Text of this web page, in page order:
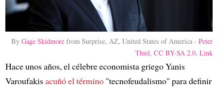
ByGage Skidmore from Surprise, AZ, United States of America -Peter
Thiel,CC BY-SA 2.0,Link
Hace unos años, el célebre economista griego Yanis
Varoufakisacuñó el término"tecnofeudalismo" para definir